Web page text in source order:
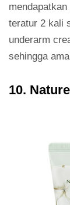
teratur 2 kali
underarm
sehingga
10.